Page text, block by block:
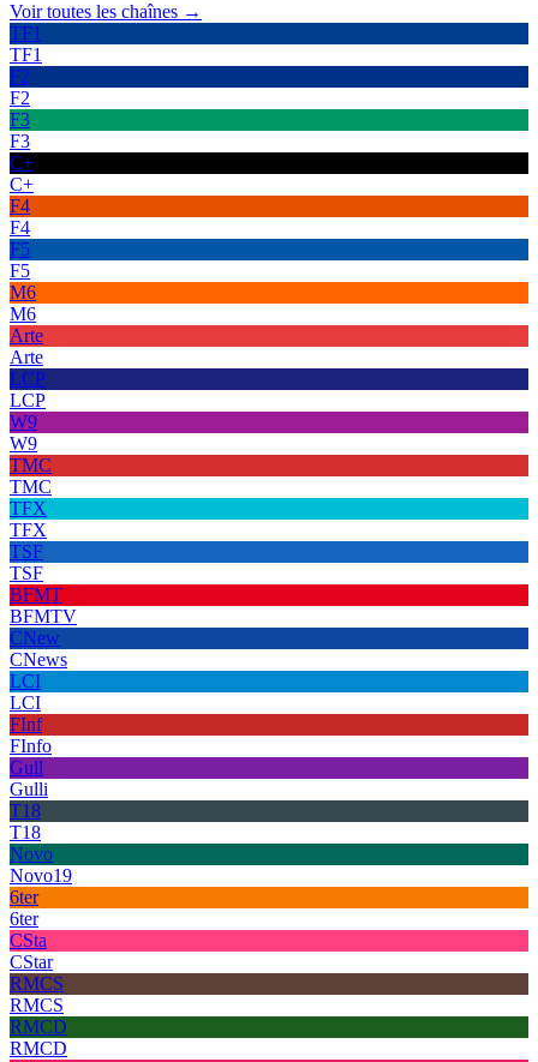
Voir toutes les chaînes →
TF1
TF1
F2
F2
F3
F3
C+
C+
F4
F4
F5
F5
M6
M6
Arte
Arte
LCP
LCP
W9
W9
TMC
TMC
TFX
TFX
TSF
TSF
BFMT
BFMTV
CNew
CNews
LCI
LCI
FInf
FInfo
Gull
Gulli
T18
T18
Novo
Novo19
6ter
6ter
CSta
CStar
RMCS
RMCS
RMCD
RMCD